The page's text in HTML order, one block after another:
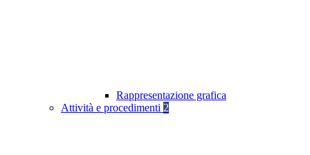
Rappresentazione grafica
Attività e procedimenti 2